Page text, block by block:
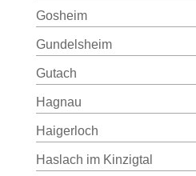
Gosheim
Gundelsheim
Gutach
Hagnau
Haigerloch
Haslach im Kinzigtal